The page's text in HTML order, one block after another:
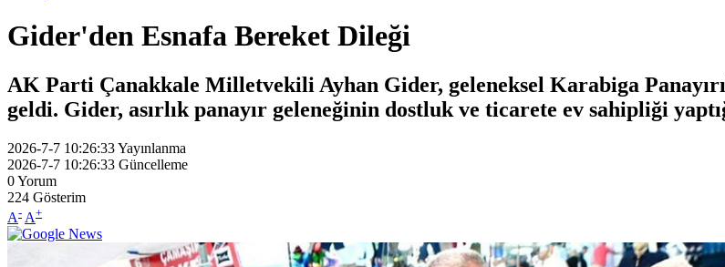
Gider'den Esnafa Bereket Dileği
AK Parti Çanakkale Milletvekili Ayhan Gider, geleneksel Karabiga
geldi. Gider, asırlık panayır geleneğinin dostluk ve ticarete ev sahipliği
2026-7-7 10:26:33Yayınlanma
2026-7-7 10:26:33 Güncelleme
0Yorum
224 Gösterim
A- A+